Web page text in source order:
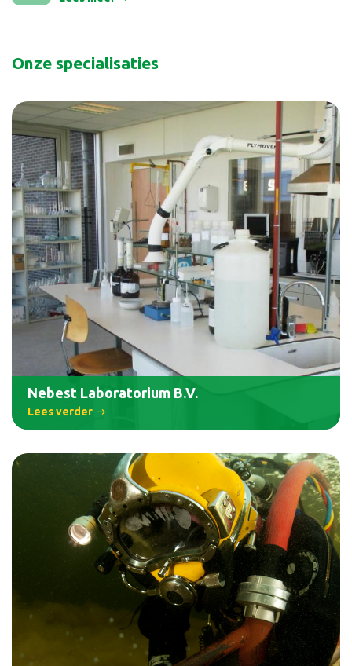
Onze specialisaties
Nebest Laboratorium B.V.
Lees verder